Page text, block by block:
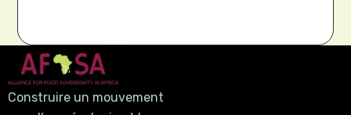
Construire un mouvement